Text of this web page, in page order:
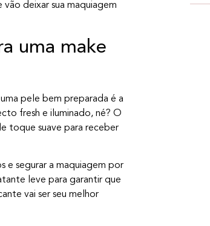
deixar sua maquiagem
uma make
pele bem preparada é a
fresh e iluminado, né? O
toque suave para receber
e segurar a maquiagem por
leve para garantir que
vai ser seu melhor